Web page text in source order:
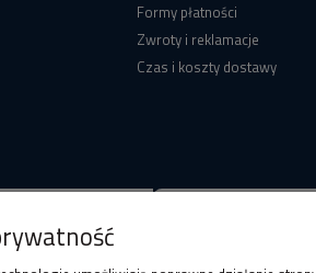
Formy płatności
Zwroty i reklamacje
Czas i koszty dostawy